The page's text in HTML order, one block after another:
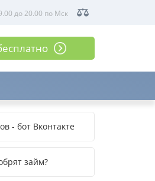
до 20.00 по Мск
- бот Вконтакте
займ?